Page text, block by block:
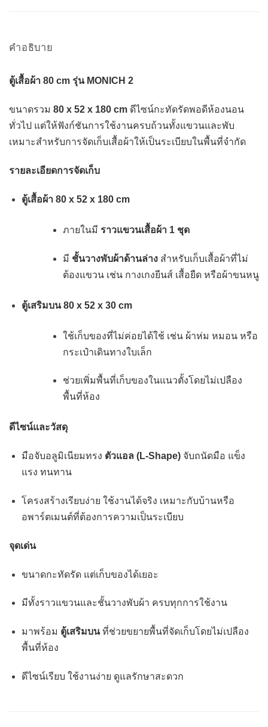
คำอธิบาย
ตู้เสื้อผ้า 80 cm รุ่น MONICH 2
ขนาดรวม 80 x 52 x 180 cm ดีไซน์กะทัดรัดพอดีห้องนอน
ทั่วไป แต่ให้ฟังก์ชันการใช้งานครบถ้วนทั้งแขวนและพับ
เหมาะสำหรับการจัดเก็บเสื้อผ้าให้เป็นระเบียบในพื้นที่จำกัด
รายละเอียดการจัดเก็บ
ตู้เสื้อผ้า 80 x 52 x 180 cm
ภายในมี ราวแขวนเสื้อผ้า 1 ชุด
มี ชั้นวางพับผ้าด้านล่างสำหรับเก็บเสื้อผ้าที่ไม่
ต้องแขวน เช่น กางเกงยีนส์ เสื้อยืด หรือผ้าขนหนู
ตู้เสริมบน 80 x 52 x 30 cm
ใช้เก็บของที่ไม่ค่อยได้ใช้ เช่น ผ้าห่ม หมอน หรือ
กระเป๋าเดินทางใบเล็ก
ช่วยเพิ่มพื้นที่เก็บของในแนวตั้งโดยไม่เปลือง
พื้นที่ห้อง
ดีไซน์และวัสดุ
มือจับอลูมิเนียมทรง ตัวแอล (L-Shape)จับถนัดมือ แข็ง
แรง ทนทาน
โครงสร้างเรียบง่าย ใช้งานได้จริง เหมาะกับบ้านหรือ
อพาร์ตเมนต์ที่ต้องการความเป็นระเบียบ
จุดเด่น
ขนาดกะทัดรัด แต่เก็บของได้เยอะ
มีทั้งราวแขวนและชั้นวางพับผ้า ครบทุกการใช้งาน
มาพร้อม ตู้เสริมบนที่ช่วยขยายพื้นที่จัดเก็บโดยไม่เปลือง
พื้นที่ห้อง
ดีไซน์เรียบ ใช้งานง่าย ดูแลรักษาสะดวก